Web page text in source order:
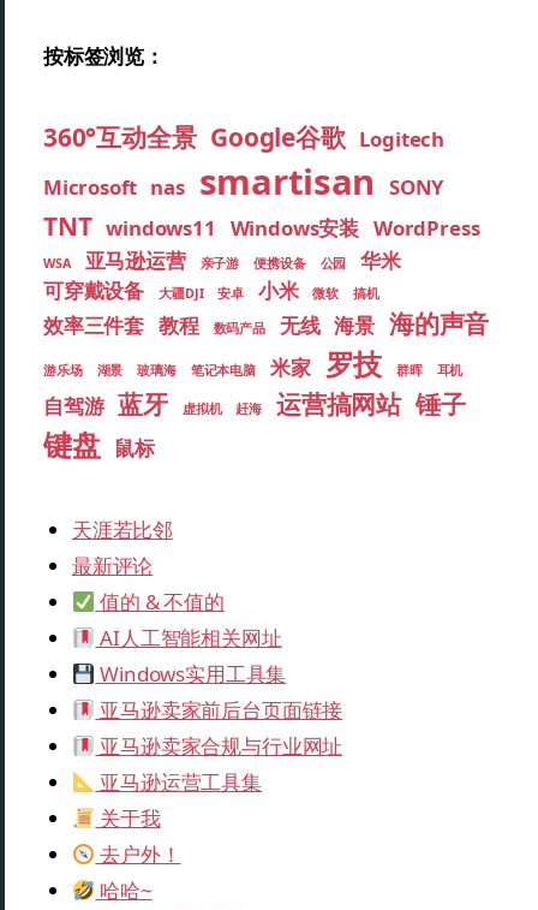
按标签浏览：
360°互动全景 Google谷歌 Logitech
Microsoft nas smartisan SONY
TNT windows11 Windows安装 WordPress
WSA 亚马逊运营 亲子游 便携设备 公园
华米
可穿戴设备
大疆DJI 安卓 小米 微软 搞机
效率三件套 教程 数码产品 无线 海景 海的声音
游乐场 湖景 玻璃海 笔记本电脑 米家 罗技 群晖 耳机
自驾游 蓝牙 虚拟机 赶海 运营搞网站 锤子
键盘 鼠标
天涯若比邻
最新评论
值的 & 不值的
AI人工智能相关网址
Windows实用工具集
亚马逊卖家前后台页面链接
亚马逊卖家合规与行业网址
亚马逊运营工具集
关于我
去户外！
哈哈~